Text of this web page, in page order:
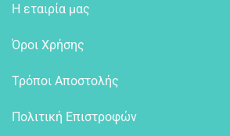
Η εταιρία μας
Όροι Χρήσης
Τρόποι Αποστολής
Πολιτική Επιστροφών